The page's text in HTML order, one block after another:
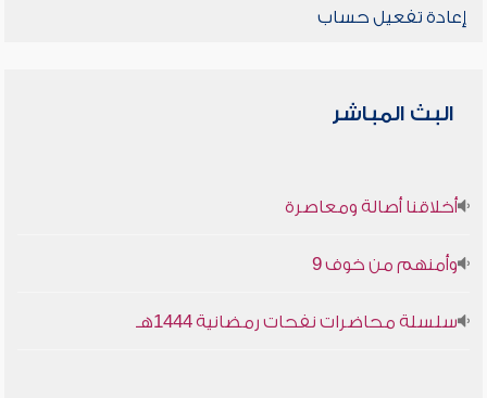
إعادة تفعيل حساب
البث المباشر
أخلاقنا أصالة ومعاصرة
وأمنهم من خوف 9
سلسلة محاضرات نفحات رمضانية 1444هـ